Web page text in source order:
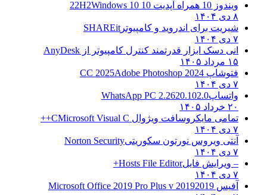
ویندوز 10 همراه آپدیت 10 22H2
Windows 10
۸ دی ۱۴۰۴
شیریت برای اندروید و کامپیوتر SHAREit
۷ دی ۱۴۰۴
انی دسک ابزار قدرتمند کنترل کامپیوتر از AnyDesk
۱۵ مرداد ۱۴۰۵
فتوشاپ CC 2025 Adobe Photoshop 2024
۷ دی ۱۴۰۴
واتساپWhatsApp PC 2.2620.102.0
۲۰ خرداد ۱۴۰۵
تمامی مایکروسافت ویژوال C Microsoft Visual C++
۷ دی ۱۴۰۴
آنتی ویروس نورتون سکوریتیNorton Security
۷ دی ۱۴۰۴
– ویرایش فایلHosts File Editor+
۷ دی ۱۴۰۴
آفیس 2019 2019 Microsoft Office 2019 Pro Plus v